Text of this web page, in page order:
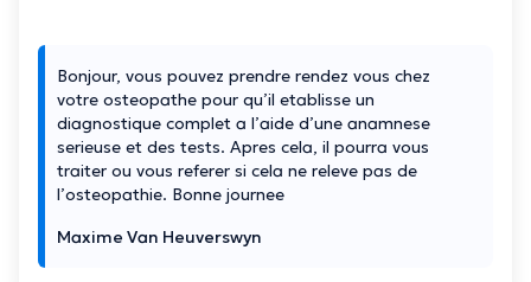
Bonjour, vous pouvez prendre rendez vous chez
votre osteopathe pour qu’il etablisse un
diagnostique complet a l’aide d’une anamnese
serieuse et des tests. Apres cela, il pourra vous
traiter ou vous referer si cela ne releve pas de
l’osteopathie. Bonne journee
Maxime Van Heuverswyn